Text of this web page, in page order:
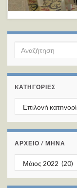
Search for:
KΑΤΗΓΟΡΊΕΣ
Kατηγορίες
ΑΡΧΕΙΟ / ΜΗΝΑ
ΑΡΧΕΙΟ / ΜΗΝΑ